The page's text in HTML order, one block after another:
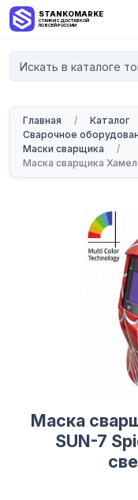
STANKOMARKET
СТАНКИ С ДОСТАВКОЙ
ПО ВСЕЙ РОССИИ
Главная / Каталог
Сварочное
Маски сварщика
/
Маска сварщика
Маска
SUN-7